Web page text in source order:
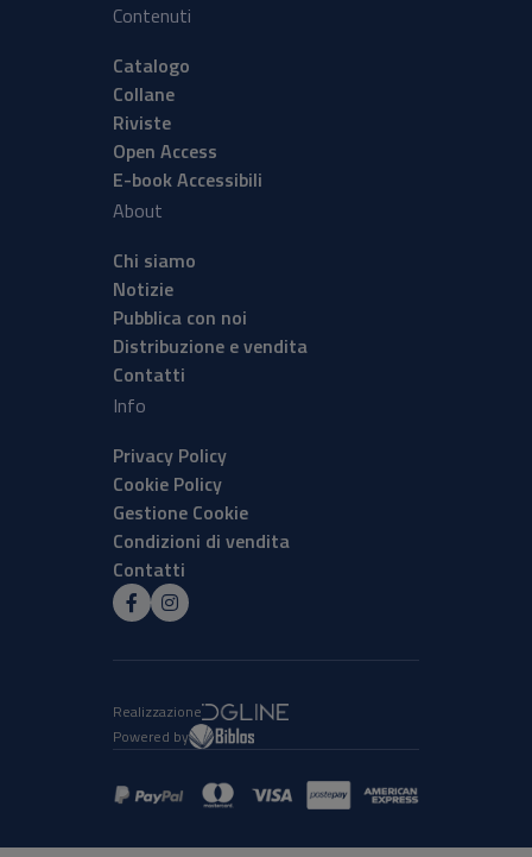
Contenuti
Catalogo
Collane
Riviste
Open Access
E-book Accessibili
About
Chi siamo
Notizie
Pubblica con noi
Distribuzione e vendita
Contatti
Info
Privacy Policy
Cookie Policy
Gestione Cookie
Condizioni di vendita
Contatti
Realizzazione
Powered by